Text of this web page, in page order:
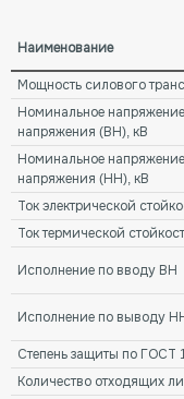
Наименование
Мощность силового
Номинальное
напряжения (ВН), кВ
Номинальное
напряжения (НН), кВ
Ток электрической
Ток термической
Исполнение по вводу ВН
Исполнение по выводу
Степень защиты по ГОСТ
Количество отходящих